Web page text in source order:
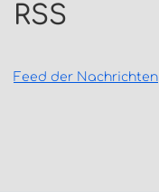
RSS
Feed der Nachrichten